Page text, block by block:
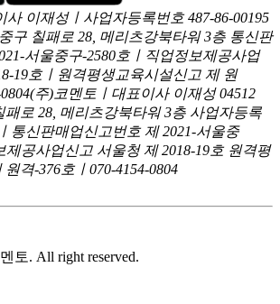
이재성ㅣ사업자등록번호 487-86-00195
구 칠패로 28, 메리츠강북타워 3층 통신판
서울중구-2580호ㅣ직업정보제공사업
19호ㅣ원격평생교육시설신고 제 원
(주)코멘토ㅣ대표이사 이재성 04512
로 28, 메리츠강북타워 3층 사업자등록
통신판매업신고번호 제 2021-서울중
제공사업신고 서울청 제 2018-19호 원격평
격-376호ㅣ070-4154-0804
토. All right reserved.